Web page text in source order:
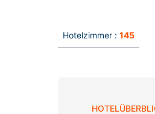
Hotelzimmer : 145